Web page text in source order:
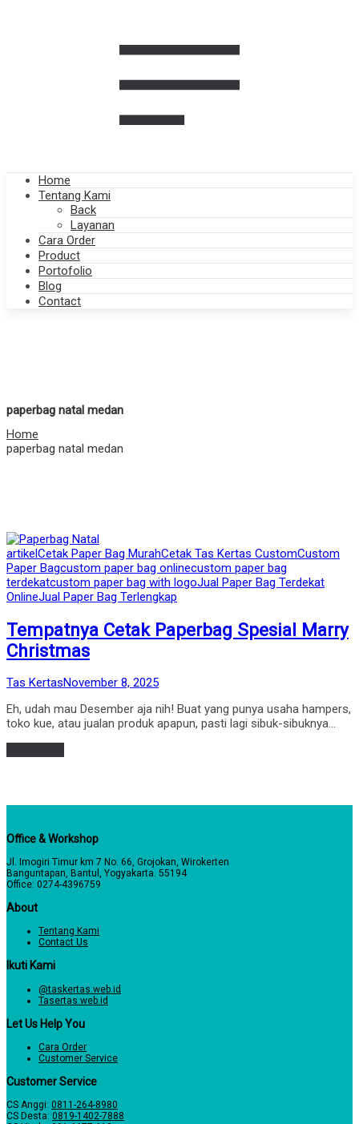
Home
Tentang Kami
Back
Layanan
Cara Order
Product
Portofolio
Blog
Contact
paperbag natal medan
Home
paperbag natal medan
Posted
in
artikelCetak Paper Bag MurahCetak Tas Kertas CustomCustom
Paper Bagcustom paper bag onlinecustom paper bag
terdekatcustom paper bag with logoJual Paper Bag Terdekat
OnlineJual Paper Bag Terlengkap
Tempatnya Cetak Paperbag Spesial Marry
Christmas
by
Tas KertasPosted
November 8, 2025
Eh, udah mau Desember aja nih! Buat yang punya usaha hampers,
toko kue, atau jualan produk apapun, pasti lagi sibuk-sibuknya…
Office & Workshop
Jl. Imogiri Timur km 7 No. 66, Grojokan, Wirokerten
Banguntapan, Bantul, Yogyakarta. 55194
Office: 0274-4396759
About
Tentang Kami
Contact Us
Ikuti Kami
@taskertas.web.id
Tasertas.web.id
Let Us Help You
Cara Order
Customer Service
Customer Service
CS Anggi: 0811-264-8980
CS Desta: 0819-1402-7888